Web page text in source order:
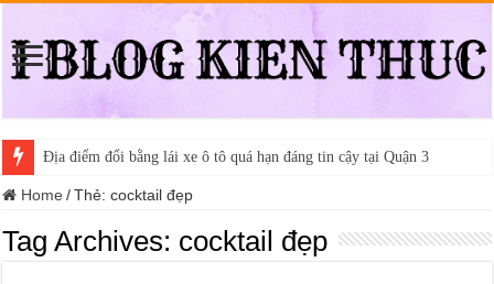
Địa điểm đổi bằng lái xe ô tô quá hạn đáng tin cậy tại Quận 3
Home / Thẻ:cocktail đẹp
Tag Archives: cocktail đẹp